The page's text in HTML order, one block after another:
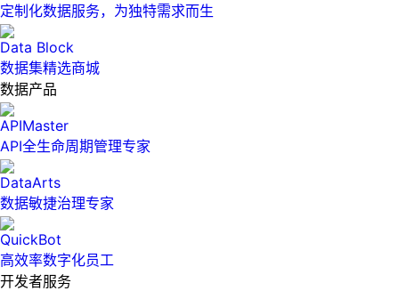
定制化数据服务，为独特需求而生
Data Block
数据集精选商城
数据产品
APIMaster
API全生命周期管理专家
DataArts
数据敏捷治理专家
QuickBot
高效率数字化员工
开发者服务